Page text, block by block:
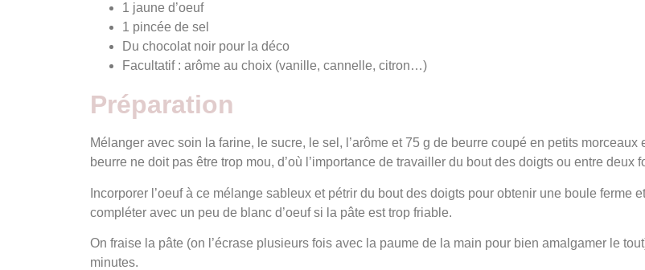
1 jaune d’oeuf
1 pincée de sel
Du chocolat noir pour la déco
Facultatif : arôme au choix (vanille, cannelle, citron…)
Préparation
Mélanger avec soin la farine, le sucre, le sel, l’arôme et 75 g de beurre coupé en petits
beurre ne doit pas être trop mou, d’où l’importance de travailler du bout des doigts ou entre deux
Incorporer l’oeuf à ce mélange sableux et pétrir du bout des doigts pour obtenir une boule ferme
compléter avec un peu de blanc d’oeuf si la pâte est trop friable.
On fraise la pâte (on l’écrase plusieurs fois avec la paume de la main pour bien amalgamer le
minutes.